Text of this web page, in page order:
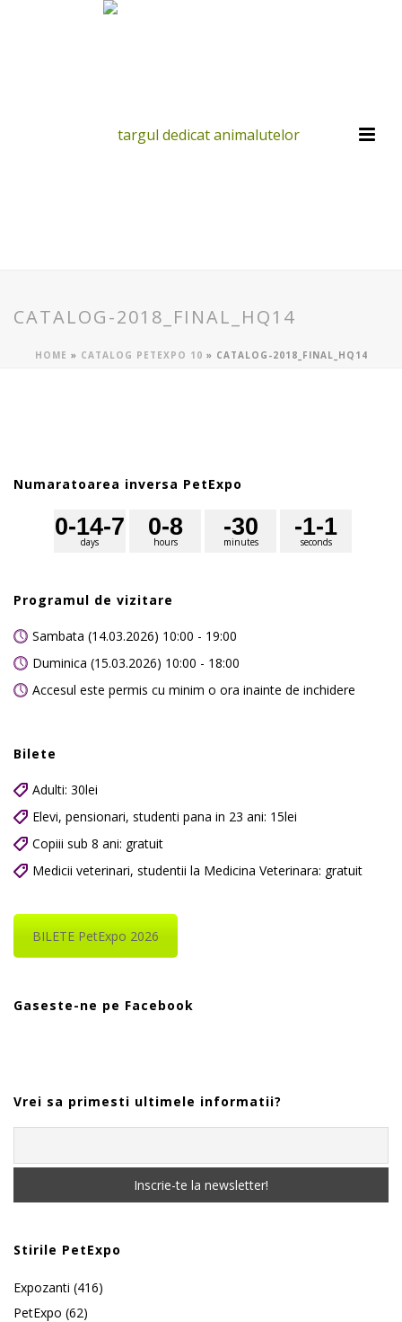
CATALOG-2018_FINAL_HQ14
HOME » CATALOG PETEXPO 10 » CATALOG-2018_FINAL_HQ14
Numaratoarea inversa PetExpo
days
0-14-7
hours
0-8
minutes
-30
seconds
-1-1
Programul de vizitare
Sambata (14.03.2026) 10:00 - 19:00
Duminica (15.03.2026) 10:00 - 18:00
Accesul este permis cu minim o ora inainte de inchidere
Bilete
Adulti: 30lei
Elevi, pensionari, studenti pana in 23 ani: 15lei
Copiii sub 8 ani: gratuit
Medicii veterinari, studentii la Medicina Veterinara: gratuit
BILETE PetExpo 2026
Gaseste-ne pe Facebook
Vrei sa primesti ultimele informatii?
Stirile PetExpo
Expozanti (416)
PetExpo (62)